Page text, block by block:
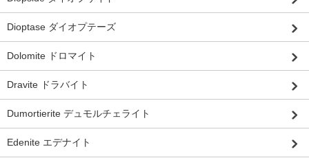
Dioptase ダイオプテーズ
Dolomite ドロマイト
Dravite ドラバイト
Dumortierite デュモルチェライト
Edenite エデナイト